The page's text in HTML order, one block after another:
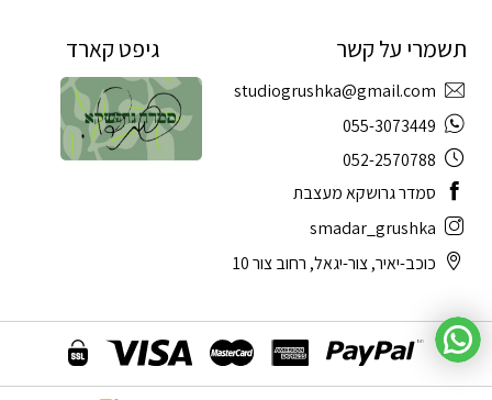
תשמרי על קשר
studiogrushka@gmail.com
055-3073449
052-2570788
סמדר גרושקא מעצבת
smadar_grushka
כוכב-יאיר, צור-יגאל, רחוב צור 10
גיפט קארד